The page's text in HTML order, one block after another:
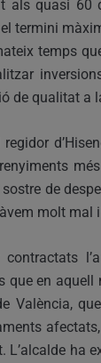
als quasi 60
termini
temps
de qualitat a
de
molt mal
contractats
que en aquell
València,
L’alcalde ha